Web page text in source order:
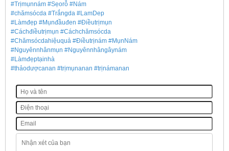
#Trịmụnnám #Sẹorỗ #Nám
#chămsócda #Trắngda #LamDep
#Làmđẹp #Mụnđầuđen #Điềutrịmụn
#Cáchđiềutrịmụn #Cáchchămsócda
#Chămsócdahiệuquả #Điềutrịnám #MụnNám
#Nguyênnhânmụn #Nguyênnhângâynám
#Làmđẹptạinhà
#thảodượcanan #trịmụnanan #trịnámanan